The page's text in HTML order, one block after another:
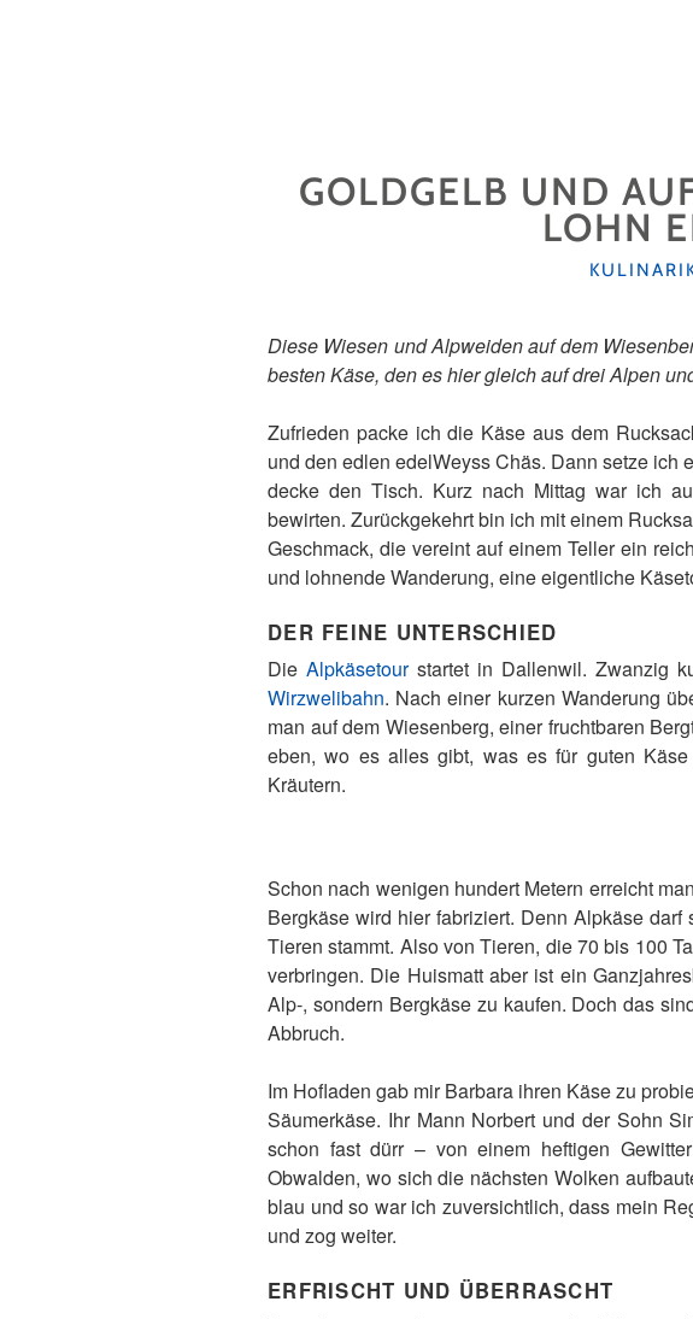
GOLDGELB UND
LOHN
Diese Wiesen und Alpweiden auf dem
besten Käse, den es hier gleich auf drei Alpen
Zufrieden packe ich die Käse aus dem
und den edlen edelWeyss Chäs. Dann setze ich
decke den Tisch. Kurz nach Mittag war ich
bewirten. Zurückgekehrt bin ich mit einem
Geschmack, die vereint auf einem Teller ein
und lohnende Wanderung, eine eigentliche
DER FEINE UNTERSCHIED
Die Alpkäsetourstartet in Dallenwil. Zwanzig
Wirzwelibahn. Nach einer kurzen Wanderung
man auf dem Wiesenberg, einer fruchtbaren
eben, wo es alles gibt, was es für guten Käse
Kräutern.
Schon nach wenigen hundert Metern erreicht
Bergkäse wird hier fabriziert. Denn Alpkäse
Tieren stammt. Also von Tieren, die 70 bis 100
verbringen. Die Huismatt aber ist ein
Alp-, sondern Bergkäse zu kaufen. Doch das
Abbruch.
Im Hofladen gab mir Barbara ihren Käse zu
Säumerkäse. Ihr Mann Norbert und der Sohn
schon fast dürr – von einem heftigen
Obwalden, wo sich die nächsten Wolken
blau und so war ich zuversichtlich, dass mein
und zog weiter.
ERFRISCHT UND ÜBERRASCHT